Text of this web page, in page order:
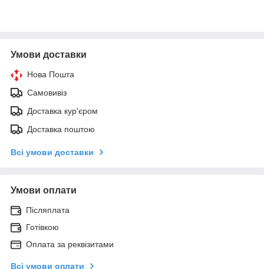
Умови доставки
Нова Пошта
Самовивіз
Доставка кур'єром
Доставка поштою
Всі умови доставки
Умови оплати
Післяплата
Готівкою
Оплата за реквізитами
Всі умови оплати